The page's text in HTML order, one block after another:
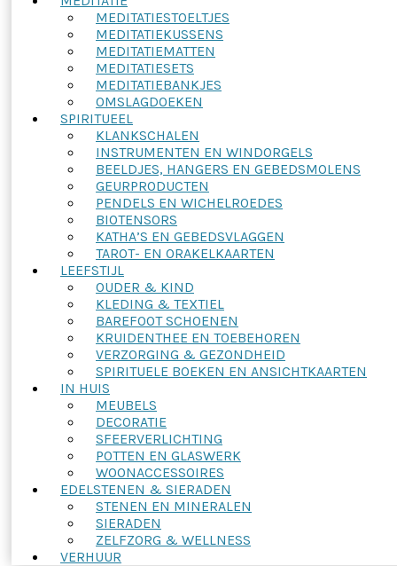
MEDITATIESTOELTJES
MEDITATIEKUSSENS
MEDITATIEMATTEN
MEDITATIESETS
MEDITATIEBANKJES
OMSLAGDOEKEN
SPIRITUEEL
KLANKSCHALEN
INSTRUMENTEN EN WINDORGELS
BEELDJES, HANGERS EN GEBEDSMOLENS
GEURPRODUCTEN
PENDELS EN WICHELROEDES
BIOTENSORS
KATHA’S EN GEBEDSVLAGGEN
TAROT- EN ORAKELKAARTEN
LEEFSTIJL
OUDER & KIND
KLEDING & TEXTIEL
BAREFOOT SCHOENEN
KRUIDENTHEE EN TOEBEHOREN
VERZORGING & GEZONDHEID
SPIRITUELE BOEKEN EN ANSICHTKAARTEN
IN HUIS
MEUBELS
DECORATIE
SFEERVERLICHTING
POTTEN EN GLASWERK
WOONACCESSOIRES
EDELSTENEN & SIERADEN
STENEN EN MINERALEN
SIERADEN
ZELFZORG & WELLNESS
VERHUUR